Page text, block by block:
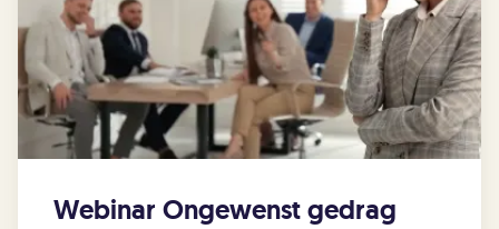
Webinar Ongewenst gedrag